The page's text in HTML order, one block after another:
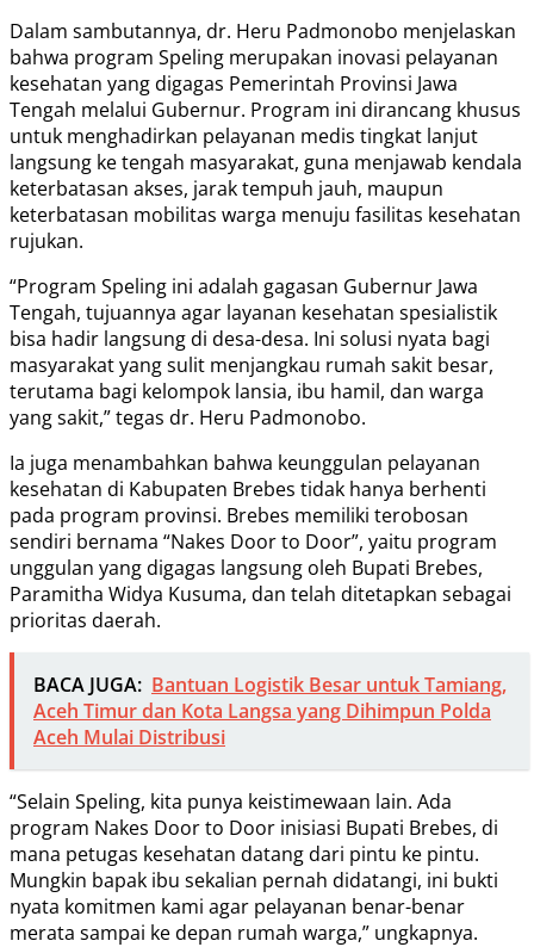
Dalam sambutannya, dr. Heru Padmonobo menjelaskan
bahwa program Speling merupakan inovasi pelayanan
kesehatan yang digagas Pemerintah Provinsi Jawa
Tengah melalui Gubernur. Program ini dirancang khusus
untuk menghadirkan pelayanan medis tingkat lanjut
langsung ke tengah masyarakat, guna menjawab kendala
keterbatasan akses, jarak tempuh jauh, maupun
keterbatasan mobilitas warga menuju fasilitas kesehatan
rujukan.
“Program Speling ini adalah gagasan Gubernur Jawa
Tengah, tujuannya agar layanan kesehatan spesialistik
bisa hadir langsung di desa-desa. Ini solusi nyata bagi
masyarakat yang sulit menjangkau rumah sakit besar,
terutama bagi kelompok lansia, ibu hamil, dan warga
yang sakit,” tegas dr. Heru Padmonobo.
Ia juga menambahkan bahwa keunggulan pelayanan
kesehatan di Kabupaten Brebes tidak hanya berhenti
pada program provinsi. Brebes memiliki terobosan
sendiri bernama “Nakes Door to Door”, yaitu program
unggulan yang digagas langsung oleh Bupati Brebes,
Paramitha Widya Kusuma, dan telah ditetapkan sebagai
prioritas daerah.
BACA JUGA: Bantuan Logistik Besar untuk Tamiang,
Aceh Timur dan Kota Langsa yang Dihimpun Polda
Aceh Mulai Distribusi
“Selain Speling, kita punya keistimewaan lain. Ada
program Nakes Door to Door inisiasi Bupati Brebes, di
mana petugas kesehatan datang dari pintu ke pintu.
Mungkin bapak ibu sekalian pernah didatangi, ini bukti
nyata komitmen kami agar pelayanan benar-benar
merata sampai ke depan rumah warga,” ungkapnya.